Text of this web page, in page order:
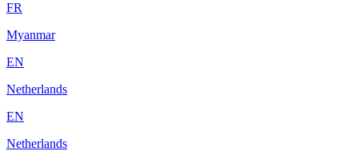
FR
Myanmar
EN
Netherlands
EN
Netherlands